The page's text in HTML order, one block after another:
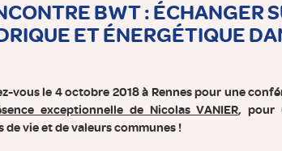
BWT : ÉCHANGER
ET ÉNERGÉTIQUE
vous le 4 octobre 2018 à Rennes pour une
exceptionnelle de Nicolas VANIER, pour
de vie et de valeurs communes !